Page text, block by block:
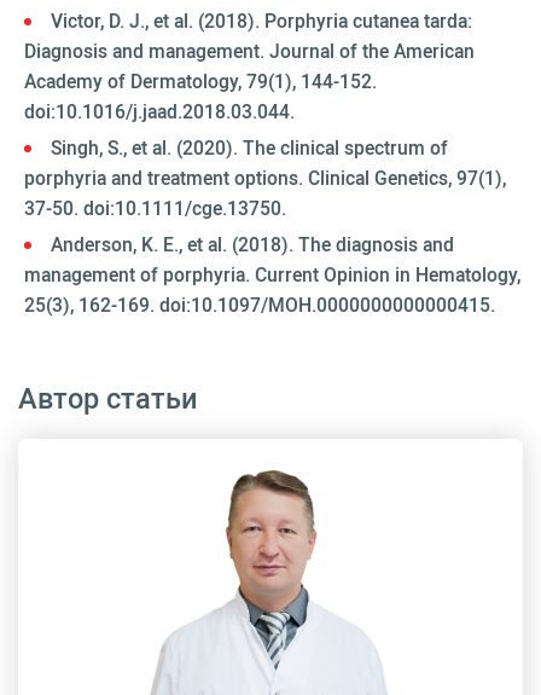
Victor, D. J., et al. (2018). Porphyria cutanea tarda:
Diagnosis and management. Journal of the American
Academy of Dermatology, 79(1), 144-152.
doi:10.1016/j.jaad.2018.03.044.
Singh, S., et al. (2020). The clinical spectrum of
porphyria and treatment options. Clinical Genetics, 97(1),
37-50. doi:10.1111/cge.13750.
Anderson, K. E., et al. (2018). The diagnosis and
management of porphyria. Current Opinion in Hematology,
25(3), 162-169. doi:10.1097/MOH.0000000000000415.
Автор статьи